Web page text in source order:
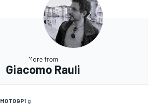
More from
Giacomo Rauli
MOTOGP1 g